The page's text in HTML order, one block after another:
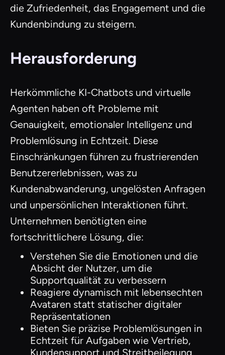
die Zufriedenheit, das Engagement und die
Kundenbindung zu steigern.
Herausforderung
Herkömmliche KI-Chatbots und virtuelle
Agenten haben oft Probleme mit
Genauigkeit, emotionaler Intelligenz und
Problemlösung in Echtzeit. Diese
Einschränkungen führen zu frustrierenden
Benutzererlebnissen, was zu
Kundenabwanderung, ungelösten Anfragen
und unpersönlichen Interaktionen führt.
Unternehmen benötigten eine
fortschrittlichere Lösung, die:
Verstehen Sie die Emotionen und die
Absicht der Nutzer, um die
Supportqualität zu verbessern
Reagiere dynamisch mit lebensechten
Avataren statt statischer digitaler
Repräsentationen
Bieten Sie präzise Problemlösungen in
Echtzeit für Aufgaben wie Vertrieb,
Kundensupport und Streitbeilegung